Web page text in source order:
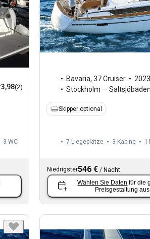
3,98(2)
3 WC
Bavaria, 37 Cruiser
2023
Stockholm — Saltsjöbaden
Skipper optional
7 Liegeplätze 3 Kabine
Niedrigster546 €/ Nacht
Wählen Sie Daten für die
Preisgestaltung aus.